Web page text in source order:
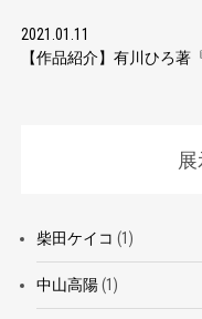
2021.01.11
【作品紹介】有川ひろ著
柴田ケイコ (1)
中山高陽(1)